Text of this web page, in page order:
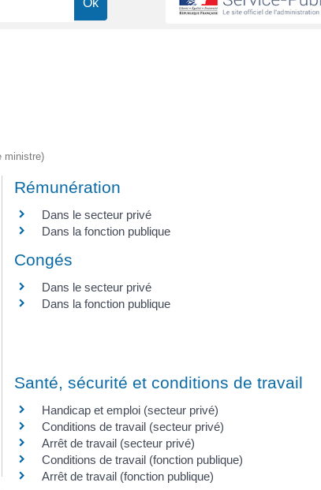
ministre)
Rémunération
Dans le secteur privé
Dans la fonction publique
Congés
Dans le secteur privé
Dans la fonction publique
Santé, sécurité et conditions de travail
Handicap et emploi (secteur privé)
Conditions de travail (secteur privé)
Arrêt de travail (secteur privé)
Conditions de travail (fonction publique)
Arrêt de travail (fonction publique)